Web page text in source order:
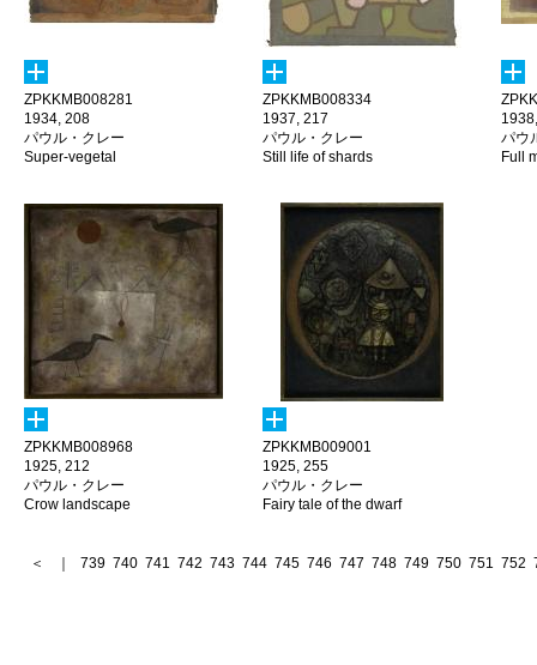
ZPKKMB008281
1934, 208
パウル・クレー
Super-vegetal
ZPKKMB008334
1937, 217
パウル・クレー
Still life of shards
パウ
Full
ZPKKMB008968
1925, 212
パウル・クレー
Crow landscape
ZPKKMB009001
1925, 255
パウル・クレー
Fairy tale of the dwarf
＜ 739 740 741 742 743 744 745 746 747 748 749 750 751 752